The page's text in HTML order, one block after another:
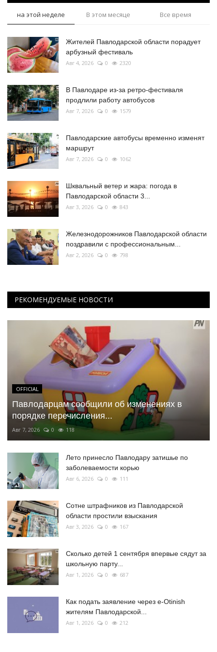
на этой неделе В этом месяце Все время
Жителей Павлодарской области порадует
арбузный фестиваль
Авг 4, 2026 0 2320
В Павлодаре из-за ретро-фестиваля
продлили работу автобусов
Авг 7, 2026 0 1579
Павлодарские автобусы временно изменят
маршрут
Авг 7, 2026 0 1062
Шквальный ветер и жара: погода в
Павлодарской области 3...
Авг 3, 2026 0 843
Железнодорожников Павлодарской области
поздравили с профессиональным...
Авг 2, 2026 0 798
РЕКОМЕНДУЕМЫЕ НОВОСТИ
OFFICIAL
Павлодарцам сообщили об изменениях в
порядке перечисления...
Авг 7, 2026 0 118
Лето принесло Павлодару затишье по
заболеваемости корью
Авг 6, 2026 0 111
Сотне штрафников из Павлодарской
области простили взыскания
Авг 3, 2026 0 167
Сколько детей 1 сентября впервые сядут за
школьную парту...
Авг 1, 2026 0 687
Как подать заявление через e-Otinish
жителям Павлодарской...
Авг 1, 2026 0 212